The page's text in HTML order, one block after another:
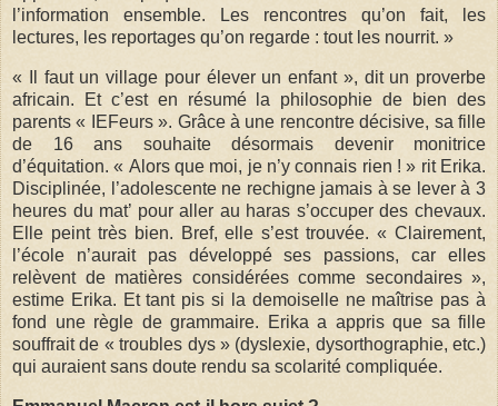
l’information ensemble. Les rencontres qu’on fait, les
lectures, les reportages qu’on regarde : tout les nourrit. »
« Il faut un village pour élever un enfant », dit un proverbe
africain. Et c’est en résumé la philosophie de bien des
parents « IEFeurs ». Grâce à une rencontre décisive, sa fille
de 16 ans souhaite désormais devenir monitrice
d’équitation. « Alors que moi, je n’y connais rien ! » rit Erika.
Disciplinée, l’adolescente ne rechigne jamais à se lever à 3
heures du mat’ pour aller au haras s’occuper des chevaux.
Elle peint très bien. Bref, elle s’est trouvée. « Clairement,
l’école n’aurait pas développé ses passions, car elles
relèvent de matières considérées comme secondaires »,
estime Erika. Et tant pis si la demoiselle ne maîtrise pas à
fond une règle de grammaire. Erika a appris que sa fille
souffrait de « troubles dys » (dyslexie, dysorthographie, etc.)
qui auraient sans doute rendu sa scolarité compliquée.